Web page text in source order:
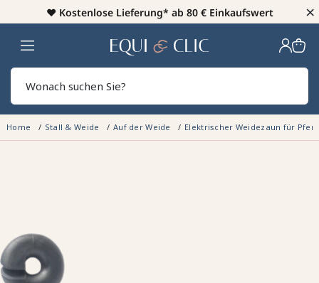
♥️ Kostenlose Lieferung* ab 80 € Einkaufswert ×
Heim
Home Stall & Weide Auf der Weide Elektrischer Weidezaun für